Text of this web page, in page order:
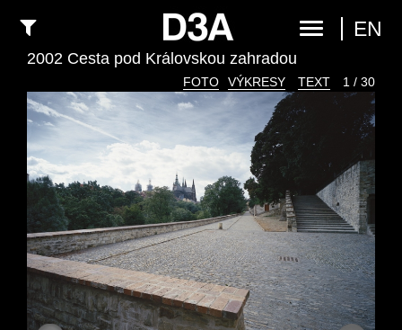
EN
2002 Cesta pod Královskou zahradou
FOTO VÝKRESY TEXT 1 / 30